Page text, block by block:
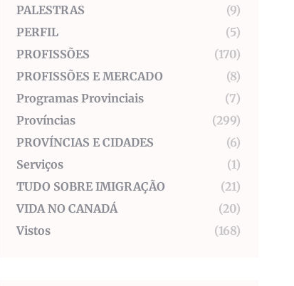
PALESTRAS
(9)
PERFIL
(5)
PROFISSÕES
(170)
PROFISSÕES E MERCADO
(8)
Programas Provinciais
(7)
Províncias
(299)
PROVÍNCIAS E CIDADES
(6)
Serviços
(1)
TUDO SOBRE IMIGRAÇÃO
(21)
VIDA NO CANADÁ
(20)
Vistos
(168)